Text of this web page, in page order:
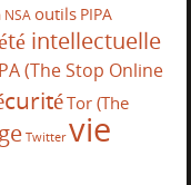
NSA outils PIPA
intellectuelle
(The Stop Online
Tor (The
Twitter vie